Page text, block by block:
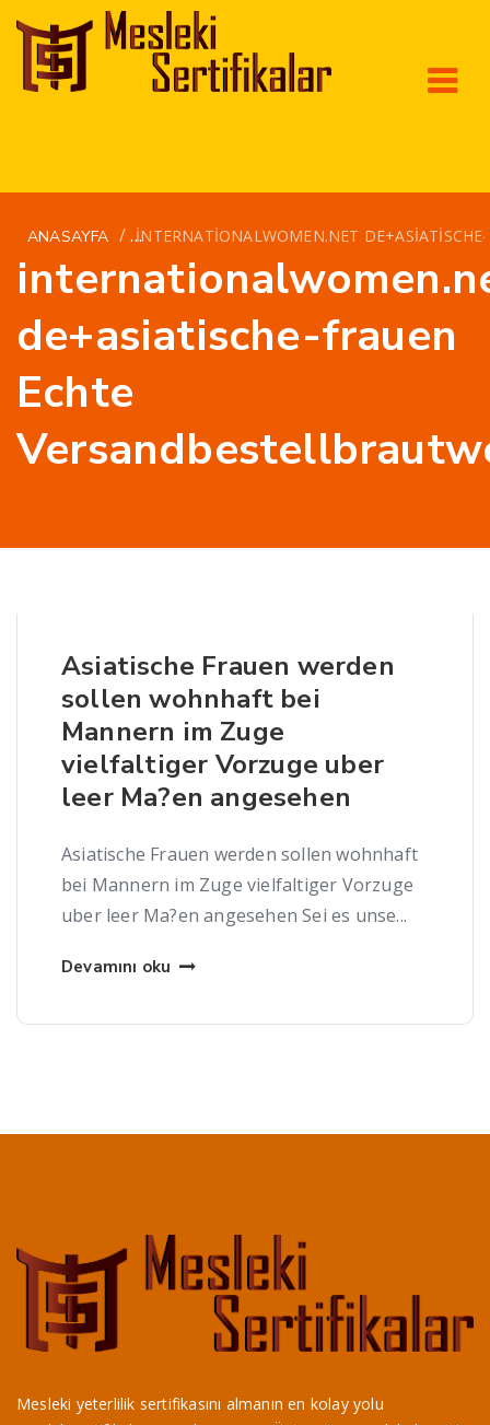
ANASAYFA / INTERNATIONALWOMEN.NET
de+asiatische-frauen
Echte
Asiatische Frauen werden
sollen wohnhaft bei
Mannern im Zuge
vielfaltiger Vorzuge uber
leer Ma?en angesehen
Asiatische Frauen werden sollen wohnhaft
bei Mannern im Zuge vielfaltiger Vorzuge
uber leer Ma?en angesehen Sei es unse...
Devamını oku
Mesleki yeterlilik sertifikasını almanın en kolay yolu